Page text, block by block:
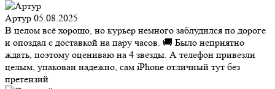
Артур 05.08.2025
В целом всё хорошо, но курьер немного заблудился по дороге
и опоздал с доставкой на пару часов. 🚚 Было неприятно
ждать, поэтому оцениваю на 4 звезды. А телефон привезли
целым, упакован надежно, сам iPhone отличный тут без
претензий